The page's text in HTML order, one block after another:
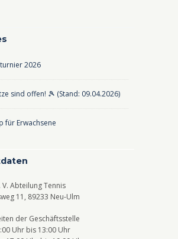
2026
sind offen! 🎾 (Stand: 09.04.2026)
für Erwachsene
V. Abteilung Tennis
11, 89233 Neu-Ulm
der Geschäftsstelle
Uhr bis 13:00 Uhr